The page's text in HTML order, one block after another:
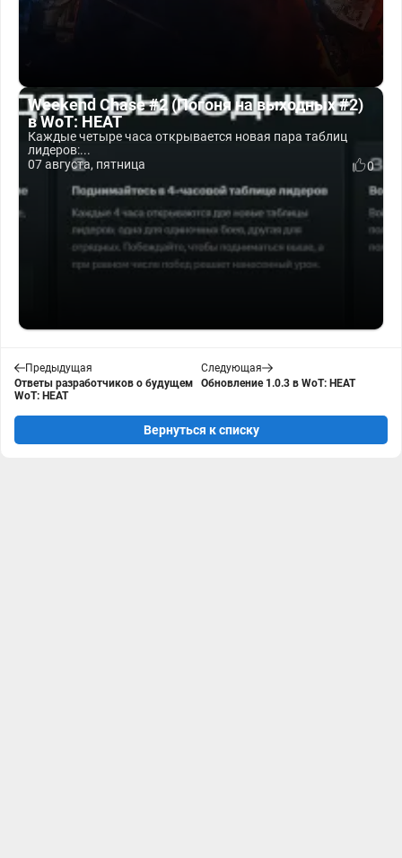
Weekend Chase #2 (Погоня на выходных #2)
в WoT: HEAT
Каждые четыре часа открывается новая пара таблиц
лидеров:...
07 августа, пятница
0
Предыдущая
Ответы разработчиков о будущем
WoT: HEAT
Следующая
Обновление 1.0.3 в WoT: HEAT
Вернуться к списку